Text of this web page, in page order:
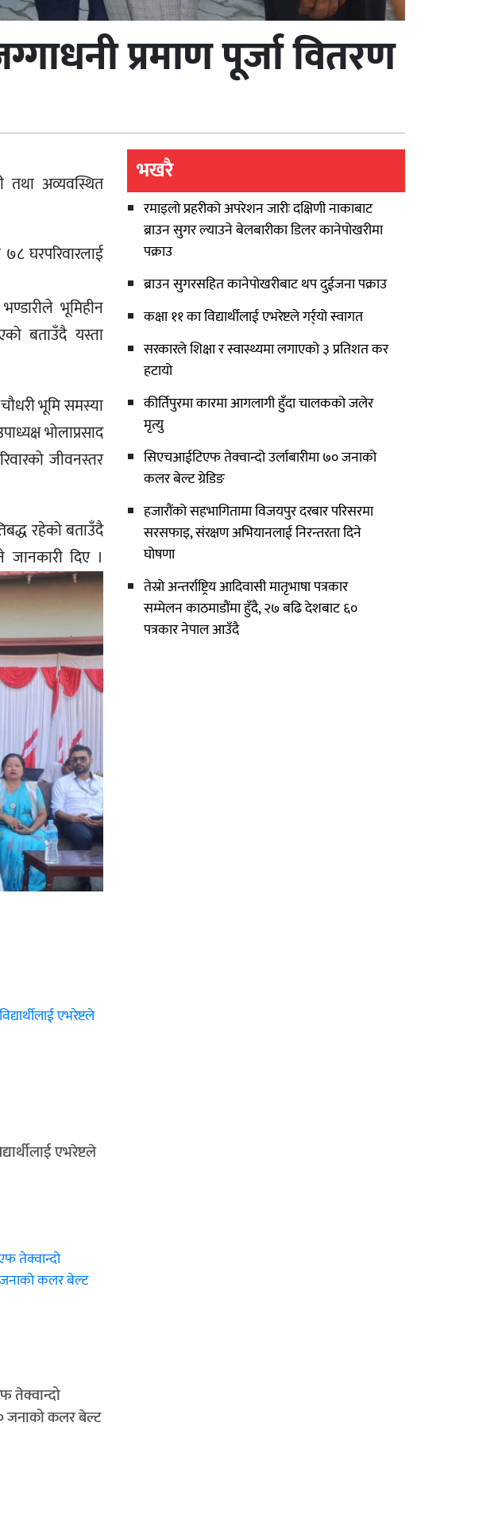
प्रमाण पूर्जा वितरण
तथा अव्यवस्थित
घरपरिवारलाई
भूमिहीन
बताउँदै यस्ता
भूमि समस्या
भोलाप्रसाद
जीवनस्तर
रहेको बताउँदै
जानकारी दिए ।
एभरेष्टले
तेक्वान्दो
जनाको कलर बेल्ट
भखरै
रमाइलो प्रहरीको अपरेशन जारीः दक्षिणी नाकाबाट
ब्राउन सुगर ल्याउने बेलबारीका डिलर कानेपोखरीमा
पक्राउ
ब्राउन सुगरसहित कानेपोखरीबाट थप दुईजना पक्राउ
कक्षा ११ का विद्यार्थीलाई एभरेष्टले गर्र्यो स्वागत
सरकारले शिक्षा र स्वास्थ्यमा लगाएको ३ प्रतिशत कर
हटायो
कीर्तिपुरमा कारमा आगलागी हुँदा चालकको जलेर
मृत्यु
सिएचआईटिएफ तेक्वान्दो उर्लाबारीमा ७० जनाको
कलर बेल्ट ग्रेडिङ
हजारौंको सहभागितामा विजयपुर दरबार परिसरमा
सरसफाइ, संरक्षण अभियानलाई निरन्तरता दिने
घोषणा
तेस्रो अन्तर्राष्ट्रिय आदिवासी मातृभाषा पत्रकार
सम्मेलन काठमाडौंमा हुँदै, २७ बढि देशबाट ६०
पत्रकार नेपाल आउँदै